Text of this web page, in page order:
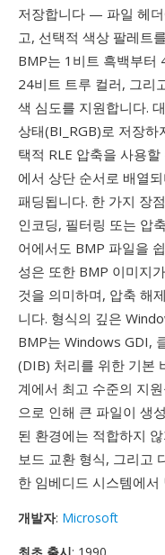
저장합니다 — 파일 헤
고, 선택적 색상 팔레트
BMP는 1비트 흑백부터
24비트 트루 컬러, 그리
색 심도를 지원합니다.
상태(BI_RGB)로 저장
택적 RLE 압축을 사용
에서 상단 순서로 배열
패딩됩니다. 한 가지 장
인코딩, 필터링 또는 압
어에서도 BMP 파일을
성은 또한 BMP 이미지
것을 의미하며, 압축 해
니다. 형식의 깊은
BMP는 Windows GDI,
(DIB) 처리를 위한 기본
계에서 최고 수준의 지
으로 인해 큰 파일이 생
된 환경에는 적합하지
보드 교환 형식, 그리고
한 임베디드 시스템에
개발자: Microsoft